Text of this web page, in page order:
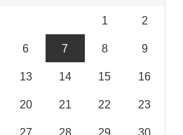
1 2
6 7 8 9
13 14 15 16
20 21 22 23
27 28 29 30